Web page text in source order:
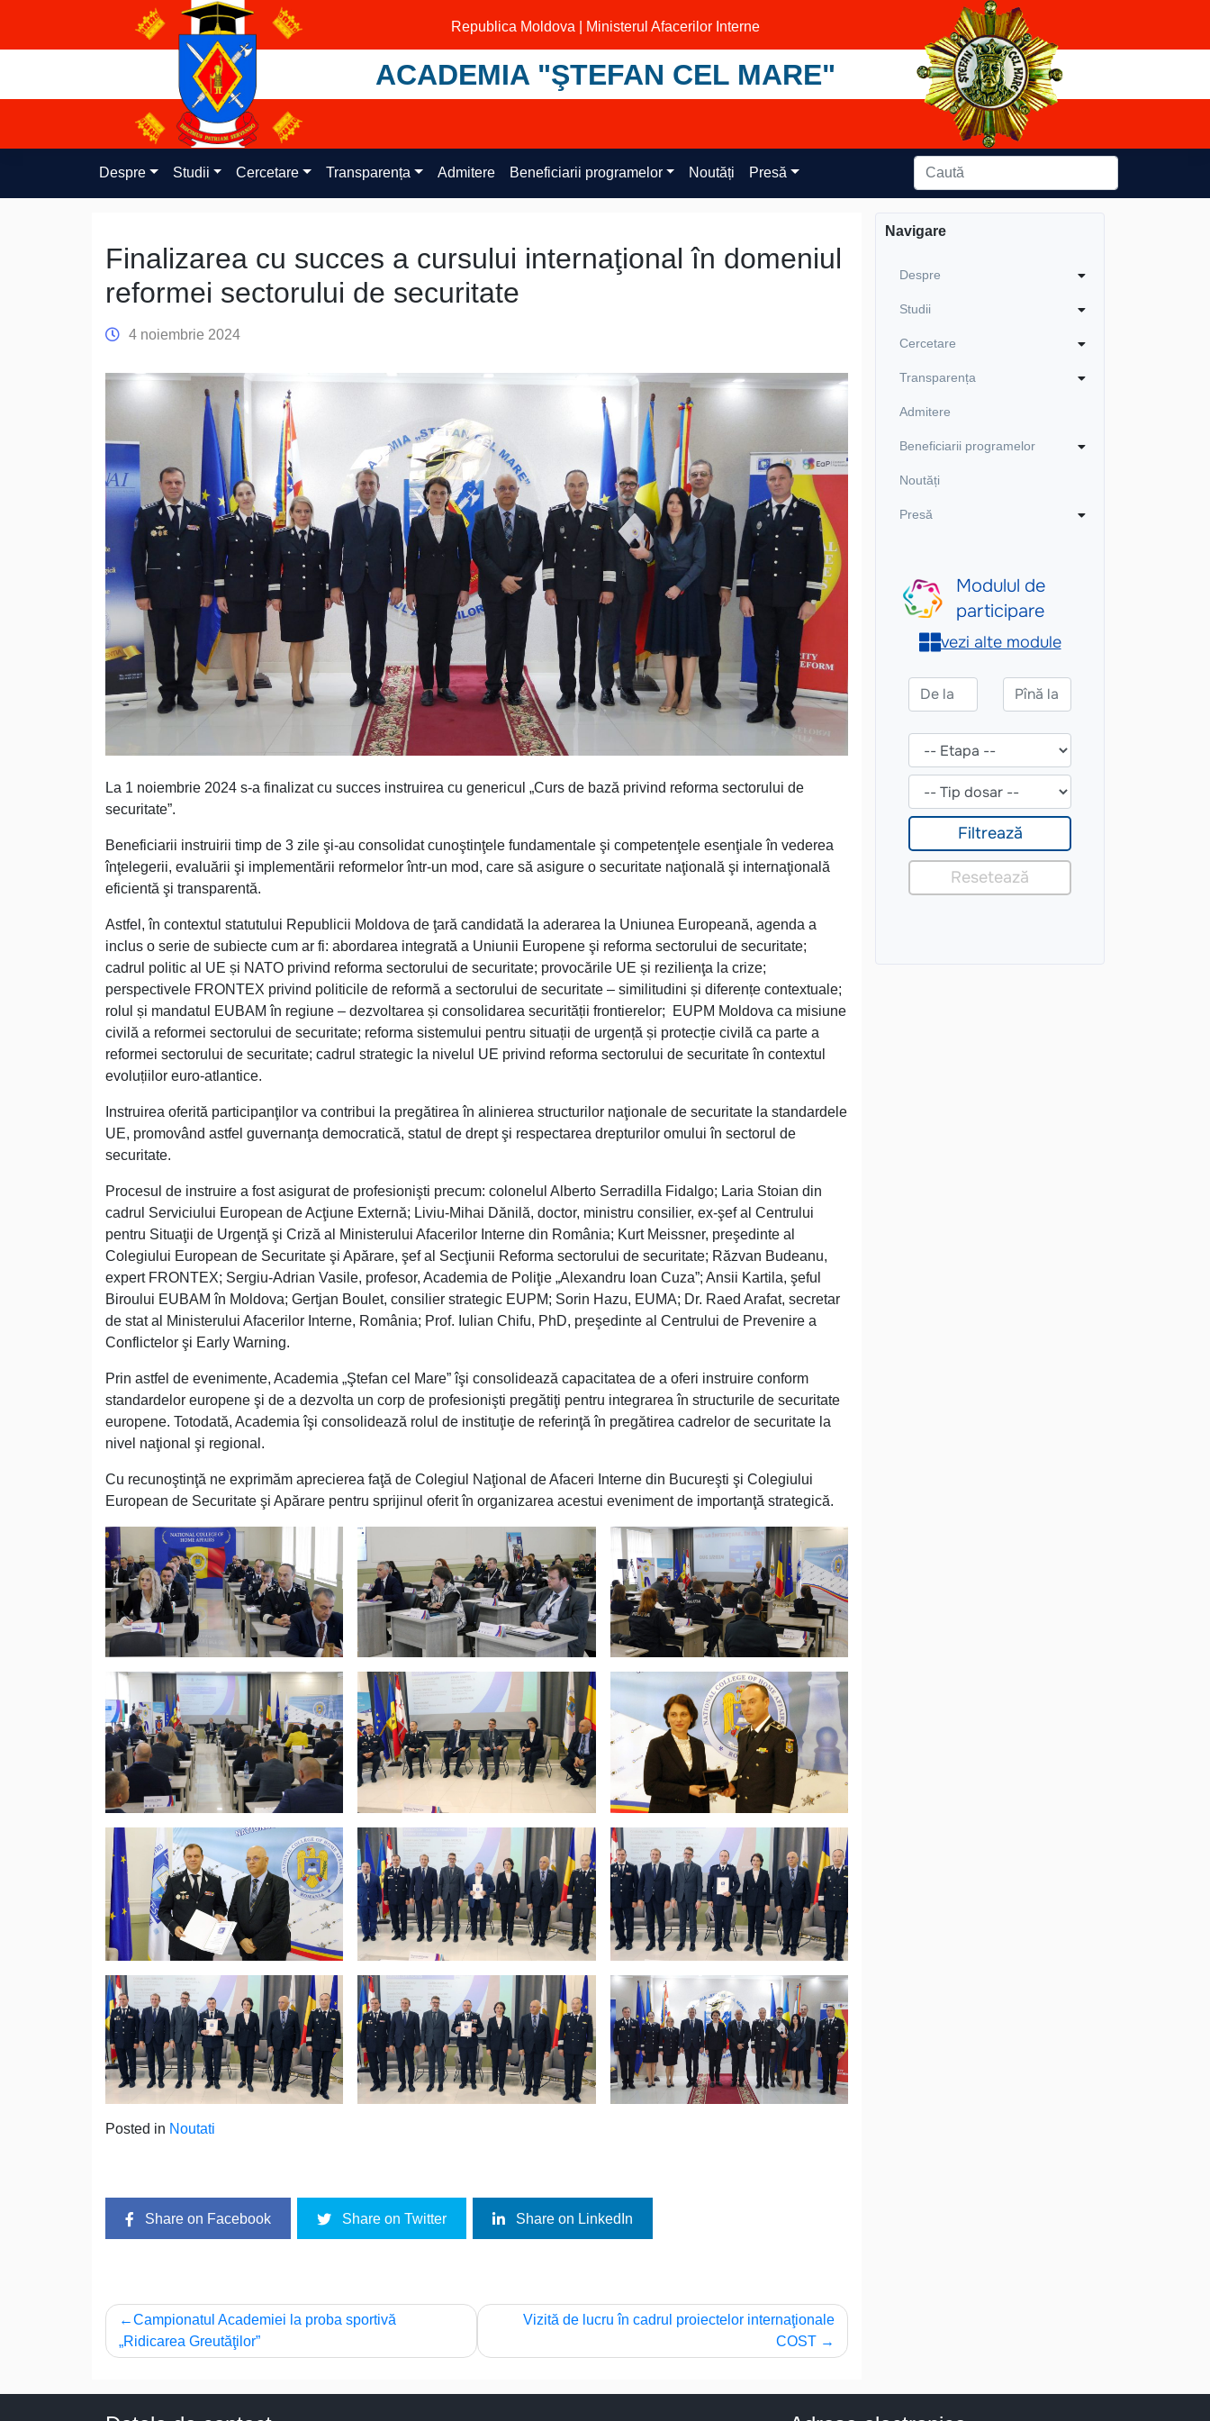
content
Republica Moldova | Ministerul Afacerilor Interne
ACADEMIA "ŞTEFAN CEL MARE"
Despre Studii Cercetare Transparența Admitere Beneficiarii programelor Noutăți Presă
Finalizarea cu succes a cursului internaţional în domeniul
reformei sectorului de securitate
4 noiembrie 2024
La 1 noiembrie 2024 s-a finalizat cu succes instruirea cu genericul „Curs de bază privind reforma sectorului de
securitate”.
Beneficiarii instruirii timp de 3 zile şi-au consolidat cunoştinţele fundamentale şi competenţele esenţiale în vederea
înţelegerii, evaluării şi implementării reformelor într-un mod, care să asigure o securitate naţională şi internaţională
eficientă şi transparentă.
Astfel, în contextul statutului Republicii Moldova de ţară candidată la aderarea la Uniunea Europeană, agenda a
inclus o serie de subiecte cum ar fi: abordarea integrată a Uniunii Europene şi reforma sectorului de securitate;
cadrul politic al UE și NATO privind reforma sectorului de securitate; provocările UE și rezilienţa la crize;
perspectivele FRONTEX privind politicile de reformă a sectorului de securitate – similitudini și diferențe contextuale;
rolul și mandatul EUBAM în regiune – dezvoltarea și consolidarea securității frontierelor; EUPM Moldova ca misiune
civilă a reformei sectorului de securitate; reforma sistemului pentru situații de urgență și protecție civilă ca parte a
reformei sectorului de securitate; cadrul strategic la nivelul UE privind reforma sectorului de securitate în contextul
evoluțiilor euro-atlantice.
Instruirea oferită participanţilor va contribui la pregătirea în alinierea structurilor naţionale de securitate la standardele
UE, promovând astfel guvernanţa democratică, statul de drept şi respectarea drepturilor omului în sectorul de
securitate.
Procesul de instruire a fost asigurat de profesionişti precum: colonelul Alberto Serradilla Fidalgo; Laria Stoian din
cadrul Serviciului European de Acţiune Externă; Liviu-Mihai Dănilă, doctor, ministru consilier, ex-şef al Centrului
pentru Situaţii de Urgenţă şi Criză al Ministerului Afacerilor Interne din România; Kurt Meissner, preşedinte al
Colegiului European de Securitate şi Apărare, şef al Secţiunii Reforma sectorului de securitate; Răzvan Budeanu,
expert FRONTEX; Sergiu-Adrian Vasile, profesor, Academia de Poliţie „Alexandru Ioan Cuza”; Ansii Kartila, şeful
Biroului EUBAM în Moldova; Gertjan Boulet, consilier strategic EUPM; Sorin Hazu, EUMA; Dr. Raed Arafat, secretar
de stat al Ministerului Afacerilor Interne, România; Prof. Iulian Chifu, PhD, preşedinte al Centrului de Prevenire a
Conflictelor şi Early Warning.
Prin astfel de evenimente, Academia „Ştefan cel Mare” îşi consolidează capacitatea de a oferi instruire conform
standardelor europene şi de a dezvolta un corp de profesionişti pregătiţi pentru integrarea în structurile de securitate
europene. Totodată, Academia îşi consolidează rolul de instituţie de referinţă în pregătirea cadrelor de securitate la
nivel naţional şi regional.
Cu recunoştinţă ne exprimăm aprecierea faţă de Colegiul Naţional de Afaceri Interne din Bucureşti şi Colegiului
European de Securitate şi Apărare pentru sprijinul oferit în organizarea acestui eveniment de importanţă strategică.
Posted in Noutati
Share on Facebook Share on Twitter Share on LinkedIn
Navigare
în
articole
Campionatul Academiei la proba sportivă
„Ridicarea Greutăţilor”
Vizită de lucru în cadrul proiectelor internaţionale
COST
Navigare
Despre
Studii
Cercetare
Transparența
Admitere
Beneficiarii programelor
Noutăți
Presă